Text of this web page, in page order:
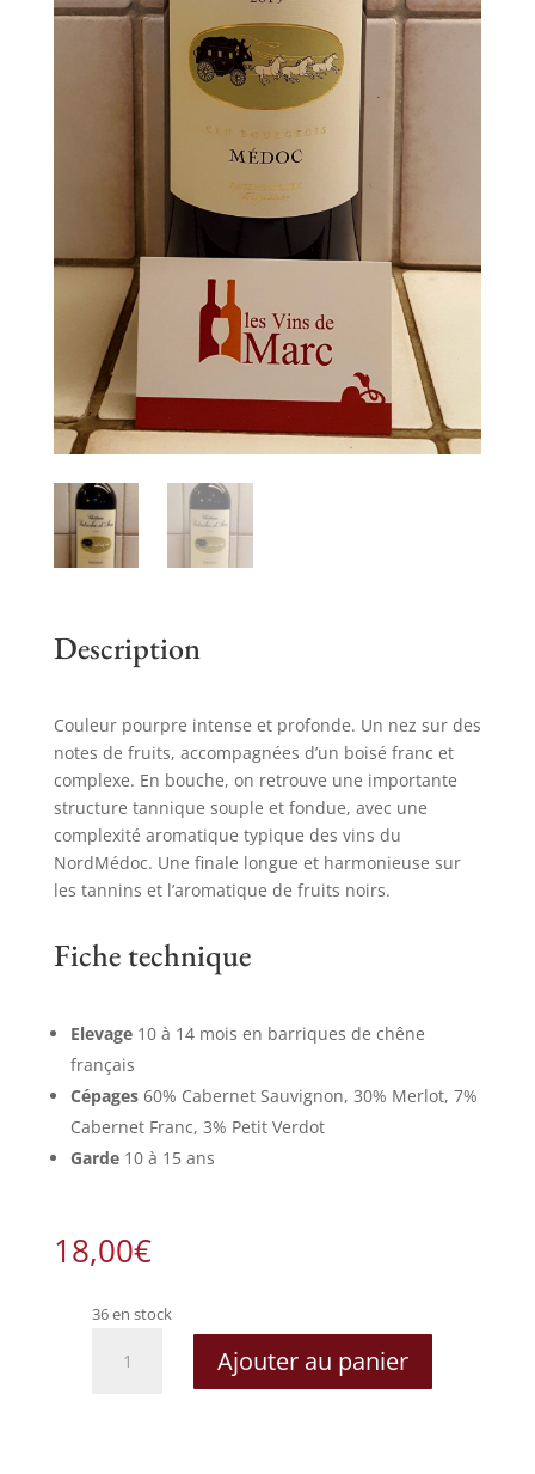
Description
Couleur pourpre intense et profonde. Un nez sur des
notes de fruits, accompagnées d’un boisé franc et
complexe. En bouche, on retrouve une importante
structure tannique souple et fondue, avec une
complexité aromatique typique des vins du
NordMédoc. Une finale longue et harmonieuse sur
les tannins et l’aromatique de fruits noirs.
Fiche technique
Elevage 10 à 14 mois en barriques de chêne
français
Cépages 60% Cabernet Sauvignon, 30% Merlot, 7%
Cabernet Franc, 3% Petit Verdot
Garde 10 à 15 ans
18,00€
36 en stock
Ajouter au panier